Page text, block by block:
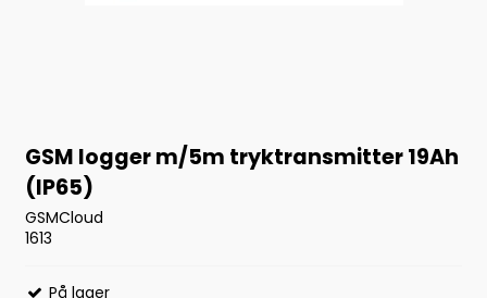
GSM logger m/5m tryktransmitter 19Ah
(IP65)
GSMCloud
1613
På lager